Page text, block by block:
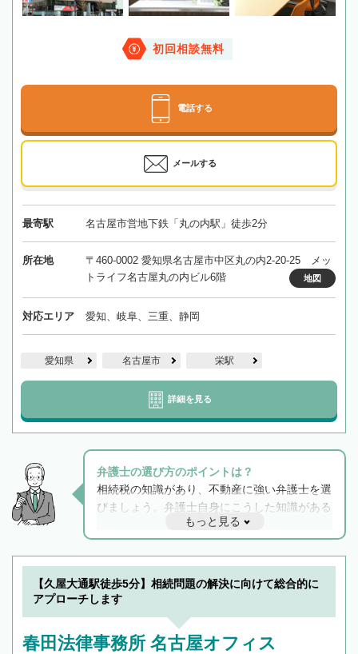
初回相談無料
電話する
メールする
最寄駅 名古屋市営地下鉄「丸の内駅」徒歩2分
所在地
〒460-0002 愛知県名古屋市中区丸の内2-20-25 メッ
トライフ名古屋丸の内ビル6階
地図
対応エリア 愛知、岐阜、三重、静岡
愛知県 名古屋市 栄駅
詳細を見る
弁護士の選び方のポイントは？
相続税の知識があり、不動産に強い弁護士を選
びましょう。弁護士自身にこうした知識がある
と他士業との連携もスムーズに進み、トラブル
解決のみならず相続をトータルで任せることが
できます。また、相続は感情がからむ分野なの
でフィーリングも重要です。実際に電話や面談
で複数の弁護士と会話をしてウマが合う方に依
もっと見る
【久屋大通駅徒歩5分】相続問題の解決に向けて総合的に
アプローチします
春田法律事務所 名古屋オフィス